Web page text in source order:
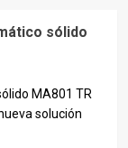
sólido
MA801 TR
solución